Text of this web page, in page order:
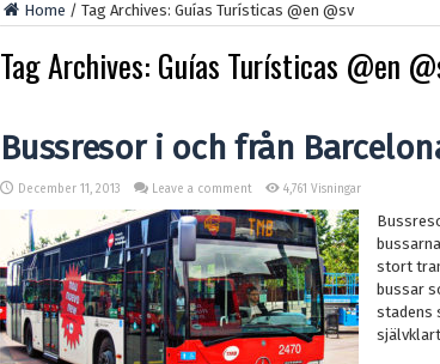
Home / Tag Archives: Guías Turísticas @en @sv
Tag Archives: Guías Turísticas @en
Bussresor i och från
December 11, 2013 Leave a comment 4,761 Visningar
stort
bussar
stadens